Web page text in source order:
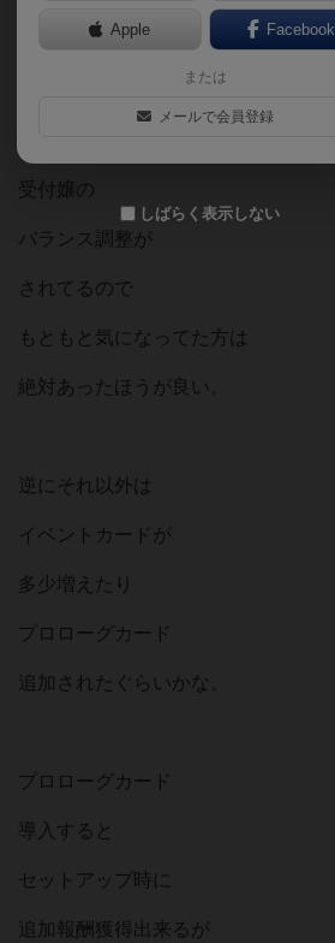
異世界ギルドマスターズ
受付嬢の
バランス調整が
されてるので
もともと気になってた方は
絶対あったほうが良い。
逆にそれ以外は
イベントカードが
多少増えたり
プロローグカード
追加されたぐらいかな。
プロローグカード
導入すると
セットアップ時に
追加報酬獲得出来るが
Apple Facebook
または
メールで会員登録
しばらく表示しない